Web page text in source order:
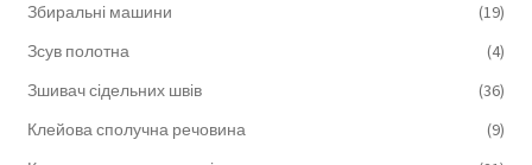
Збиральні машини
(19)
Зсув полотна
(4)
Зшивач сідельних швів
(36)
Клейова сполучна речовина
(9)